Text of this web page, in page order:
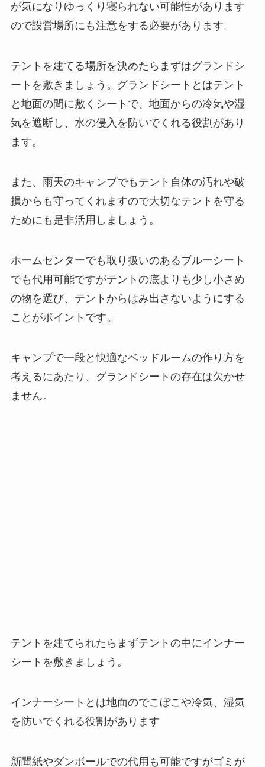
が気になりゆっくり寝られない可能性があります
ので設営場所にも注意をする必要があります。
テントを建てる場所を決めたらまずはグランドシ
ートを敷きましょう。グランドシートとはテント
と地面の間に敷くシートで、地面からの冷気や湿
気を遮断し、水の侵入を防いでくれる役割があり
ます。
また、雨天のキャンプでもテント自体の汚れや破
損からも守ってくれますので大切なテントを守る
ためにも是非活用しましょう。
ホームセンターでも取り扱いのあるブルーシート
でも代用可能ですがテントの底よりも少し小さめ
の物を選び、テントからはみ出さないようにする
ことがポイントです。
キャンプで一段と快適なベッドルームの作り方を
考えるにあたり、グランドシートの存在は欠かせ
ません。
テントを建てられたらまずテントの中にインナー
シートを敷きましょう。
インナーシートとは地面のでこぼこや冷気、湿気
を防いでくれる役割があります
新聞紙やダンボールでの代用も可能ですがゴミが